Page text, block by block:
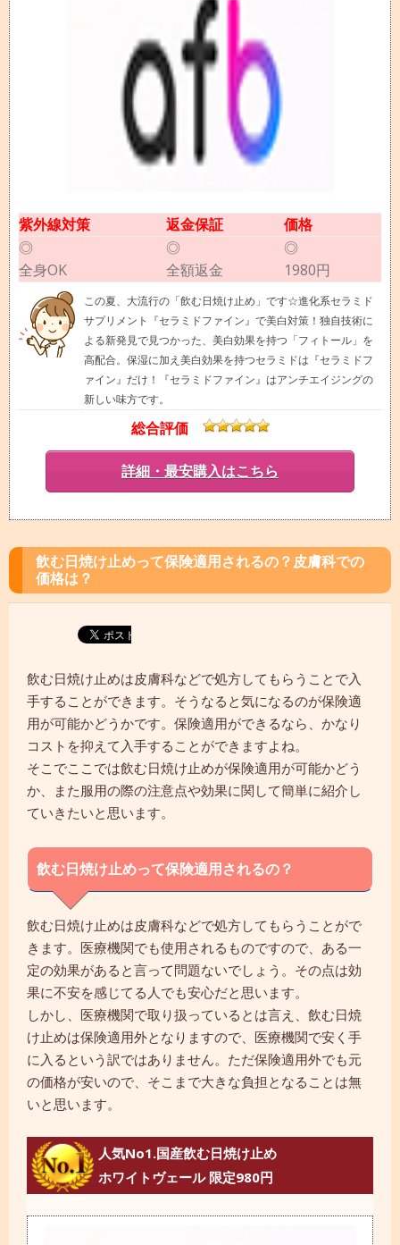
紫外線対策 返金保証
価格
◎
全身OK
◎
全額返金
◎
1980円
この夏、大流行の「飲む日焼け止め」です☆進化系セラミド
サプリメント『セラミドファイン』で美白対策！独自技術に
よる新発見で見つかった、美白効果を持つ「フィトール」を
高配合。保湿に加え美白効果を持つセラミドは『セラミドフ
ァイン』だけ！『セラミドファイン』はアンチエイジングの
新しい味方です。
総合評価
詳細・最安購入はこちら
飲む日焼け止めって保険適用されるの？皮膚科での
価格は？
飲む日焼け止めは皮膚科などで処方してもらうことで入
手することができます。そうなると気になるのが保険適
用が可能かどうかです。保険適用ができるなら、かなり
コストを抑えて入手することができますよね。
そこでここでは飲む日焼け止めが保険適用が可能かどう
か、また服用の際の注意点や効果に関して簡単に紹介し
ていきたいと思います。
飲む日焼け止めって保険適用されるの？
飲む日焼け止めは皮膚科などで処方してもらうことがで
きます。医療機関でも使用されるものですので、ある一
定の効果があると言って問題ないでしょう。その点は効
果に不安を感じてる人でも安心だと思います。
しかし、医療機関で取り扱っているとは言え、飲む日焼
け止めは保険適用外となりますので、医療機関で安く手
に入るという訳ではありません。ただ保険適用外でも元
の価格が安いので、そこまで大きな負担となることは無
いと思います。
人気No1.国産飲む日焼け止め
ホワイトヴェール 限定980円